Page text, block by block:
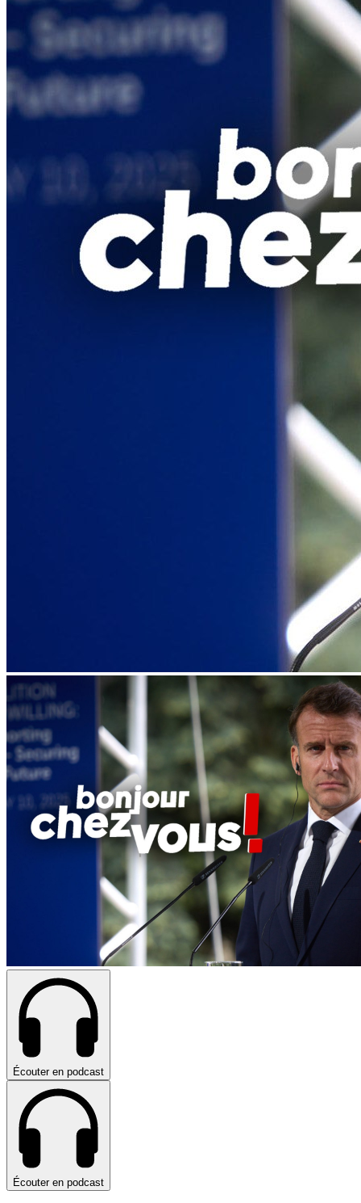
Écouter en podcast
Écouter en podcast